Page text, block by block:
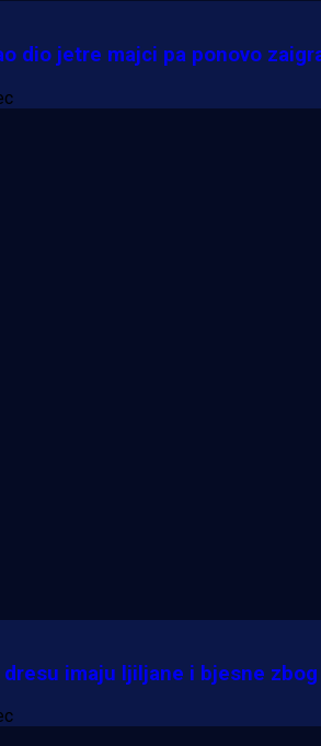
dio jetre majci pa ponovo
dresu imaju ljiljane i bjesne zbog